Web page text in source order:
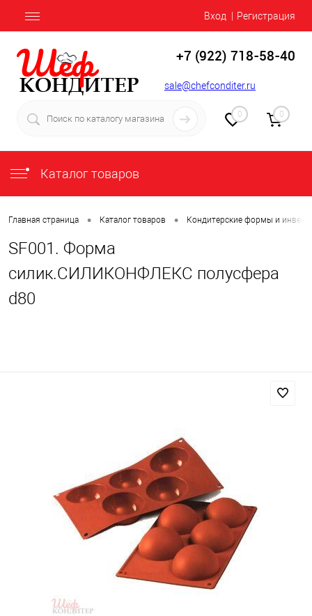
Вход Регистрация
+7 (922) 718-58-40
sale@chefconditer.ru
0 0
Каталог товаров
Главная страница • Каталог товаров • Кондитерские формы и
SF001. Форма
силик.СИЛИКОНФЛЕКС полусфера
d80